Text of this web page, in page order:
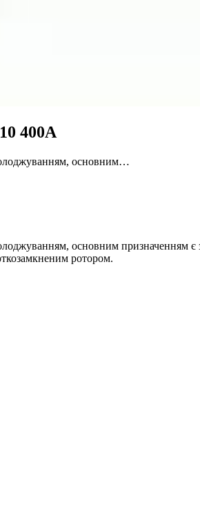
400А
основним…
основним призначенням є
ротором.